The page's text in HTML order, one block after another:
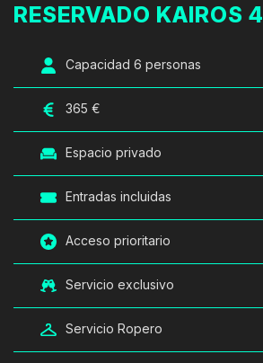
RESERVADO KAIROS 4
Capacidad 6 personas
365 €
Espacio privado
Entradas incluidas
Acceso prioritario
Servicio exclusivo
Servicio Ropero